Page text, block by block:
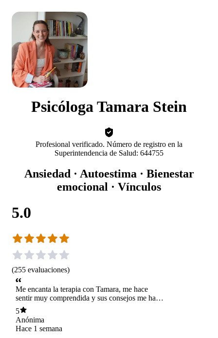
Psicóloga Tamara Stein
Profesional verificado. Número de registro en la
Superintendencia de Salud: 644755
Ansiedad · Autoestima · Bienestar
emocional · Vínculos
5.0
(255 evaluaciones)
Me encanta la terapia con Tamara, me hace
sentir muy comprendida y sus consejos me han
servido mucho.
5
Anónima
Hace 1 semana